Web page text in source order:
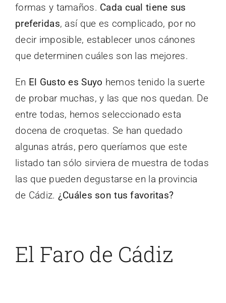
formas y tamaños. Cada cual tiene sus
preferidas, así que es complicado, por no
decir imposible, establecer unos cánones
que determinen cuáles son las mejores.
En El Gusto es Suyo hemos tenido la suerte
de probar muchas, y las que nos quedan. De
entre todas, hemos seleccionado esta
docena de croquetas. Se han quedado
algunas atrás, pero queríamos que este
listado tan sólo sirviera de muestra de todas
las que pueden degustarse en la provincia
de Cádiz. ¿Cuáles son tus favoritas?
El Faro de Cádiz